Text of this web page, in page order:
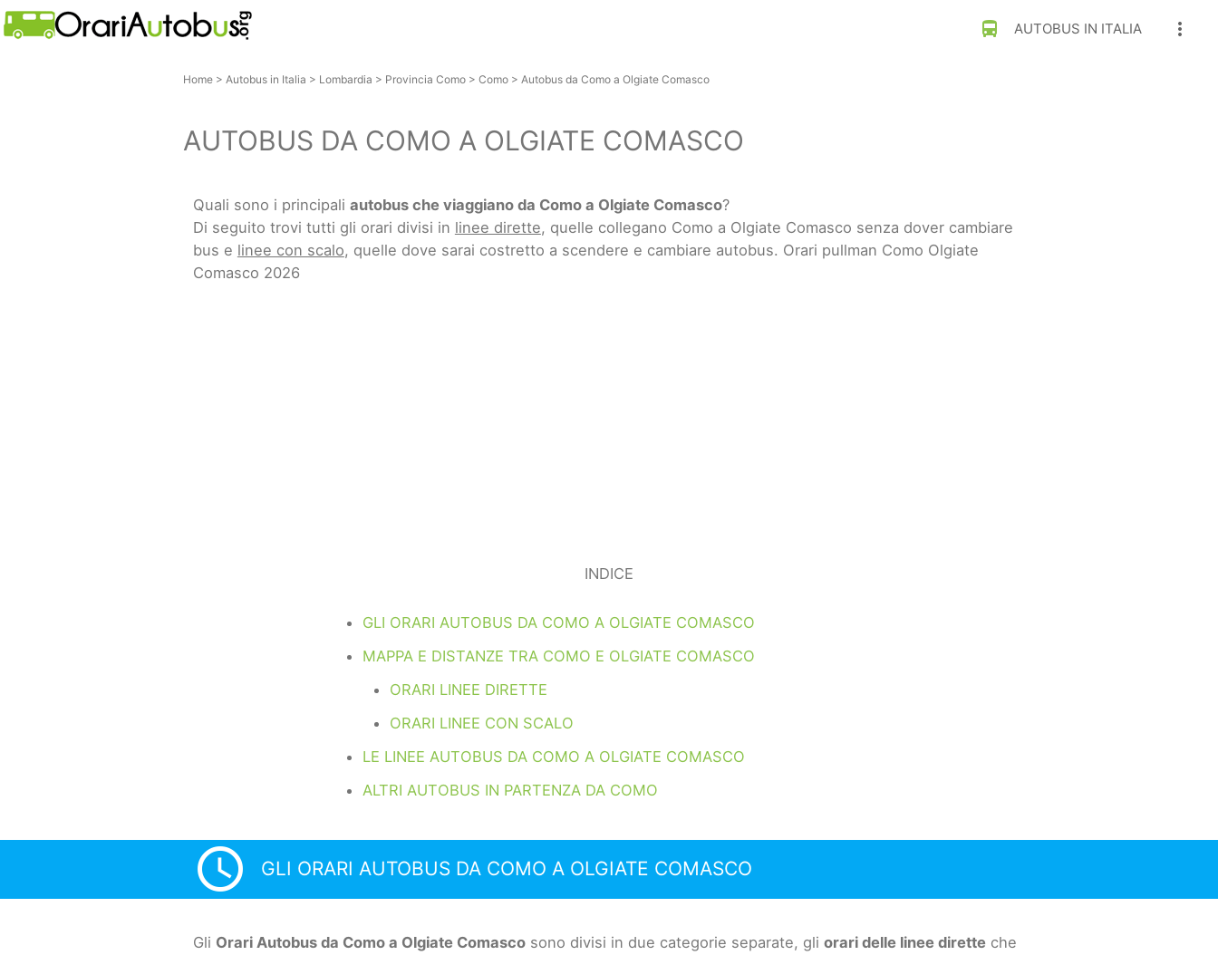
directions_bus AUTOBUS IN ITALIA more_vert
Home> Autobus in Italia > Lombardia > Provincia Como> Como> Autobus da Como a Olgiate Comasco
AUTOBUS DA COMO A OLGIATE COMASCO
Quali sono i principali autobus che viaggiano da Como a Olgiate Comasco?
Di seguito trovi tutti gli orari divisi in linee dirette, quelle collegano Como a Olgiate Comasco senza dover cambiare
bus e linee con scalo, quelle dove sarai costretto a scendere e cambiare autobus. Orari pullman Como Olgiate
Comasco 2026
INDICE
GLI ORARI AUTOBUS DA COMO A OLGIATE COMASCO
MAPPA E DISTANZE TRA COMO E OLGIATE COMASCO
ORARI LINEE DIRETTE
ORARI LINEE CON SCALO
LE LINEE AUTOBUS DA COMO A OLGIATE COMASCO
ALTRI AUTOBUS IN PARTENZA DA COMO
access_time GLI ORARI AUTOBUS DA COMO A OLGIATE COMASCO
Gli Orari Autobus da Como a Olgiate Comascosono divisi in due categorie separate, gli orari delle linee diretteche